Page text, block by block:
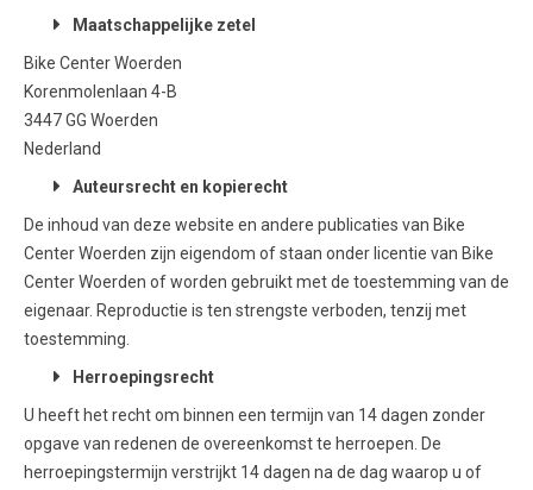
Maatschappelijke zetel
Bike Center Woerden
Korenmolenlaan 4-B
3447 GG Woerden
Nederland
Auteursrecht en kopierecht
De inhoud van deze website en andere publicaties van Bike
Center Woerden zijn eigendom of staan onder licentie van Bike
Center Woerden of worden gebruikt met de toestemming van de
eigenaar. Reproductie is ten strengste verboden, tenzij met
toestemming.
Herroepingsrecht
U heeft het recht om binnen een termijn van 14 dagen zonder
opgave van redenen de overeenkomst te herroepen. De
herroepingstermijn verstrijkt 14 dagen na de dag waarop u of